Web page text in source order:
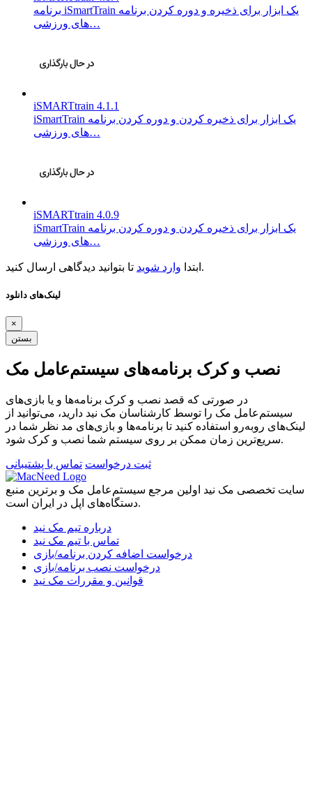
برنامه iSmartTrain یک ابزار برای ذخیره و دوره کردن برنامه
های ورزشی…
iSMARTtrain 4.1.1
iSmartTrain یک ابزار برای ذخیره کردن و دوره کردن برنامه
های ورزشی…
iSMARTtrain 4.0.9
iSmartTrain یک ابزار برای ذخیره کردن و دوره کردن برنامه
های ورزشی…
ابتدا وارد شوید تا بتوانید دیدگاهی ارسال کنید.
لینک‌های دانلود
×
بستن
نصب و کرک برنامه‌های سیستم‌عامل مک
در صورتی که قصد نصب و کرک برنامه‌ها و یا بازی‌های
سیستم‌عامل مک را توسط کارشناسان مک نید دارید، می‌توانید از
لینک‌های رو‌به‌رو استفاده کنید تا برنامه‌ها و بازی‌های مد نظر شما در
سریع‌ترین زمان ممکن بر روی سیستم شما نصب و کرک شود.
ثبت درخواست تماس با پشتیبانی
سایت تخصصی مک نید اولین مرجع سیستم‌عامل مک و برترین منبع
دستگاه‌های اپل در ایران است.
درباره تیم مک نید
تماس با تیم مک نید
درخواست اضافه کردن برنامه/بازی
درخواست نصب برنامه/بازی
قوانین و مقررات مک نید